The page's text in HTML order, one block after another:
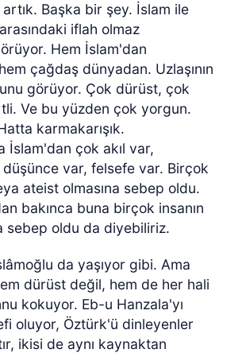
Başka bir şey. İslam ile
iflah olmaz
Hem İslam'dan
çağdaş dünyadan. Uzlaşının
görüyor. Çok dürüst, çok
Ve bu yüzden çok yorgun.
karmakarışık.
İslam'dan çok akıl var,
var, felsefe var. Birçok
ateist olmasına sebep oldu.
bakınca buna birçok insanın
sebep oldu da diyebiliriz.
da yaşıyor gibi. Ama
dürüst değil, hem de her hali
kokuyor. Eb-u Hanzala'yı
oluyor, Öztürk'ü dinleyenler
ikisi de aynı kaynaktan